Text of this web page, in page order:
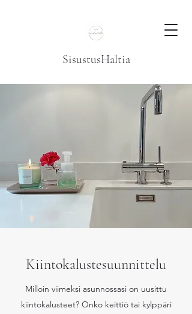
SisustusHaltia
Kiintokalustesuunnittelu
Milloin viimeksi asunnossasi on uusittu
kiintokalusteet? Onko keittiö tai kylppäri